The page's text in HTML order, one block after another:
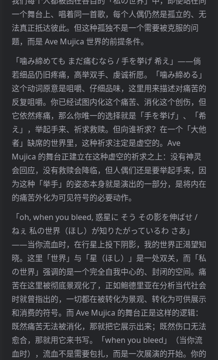
一个舞台上、唱着同一首歌，每个人偶仍然是孤立的、无
法真正抵达彼此。但这种孤独不是一个需要被克服的问
题，而是 Ave Mujica 世界的前提条件。
「噛み締めても まだ痛むなら / 手を挙げ 希え」——倘
若细品仍旧疼痛，高举双手、虔诚祈愿。「噛み締める」
这个动词原意是咀嚼、仔细品味，这里用来描述对痛苦的
反复咀嚼。你已经试图内化这个痛苦、消化这个创伤，但
它依然疼痛，那么你唯一的选择就是「手を挙げ」、「希
え」，举起手来、祈求救赎。但向谁祈求？在一个「大他
者」缺席的世界里，这种祈求注定是虚空的。Ave
Mujica 的舞台正建立在这种虚空的祈求之上：没有神灵
会回应，没有救赎会降临，但人偶们还是要举起手来，因
为这种「举手」的姿态本身就是演出的一部分，是将内在
的痛苦外化为可见符号的必要动作。
「oh, when you bleed, 惑星に そう その影を伸ばせ /
ねぇ 私の世界（ほし）が知りたがっているわ さあ」
——当你流血时，在行星上投下阴影，我的世界正渴望知
晓。这里「世界」与「星（ほし）」是一处双关，而「私
の世界」强调的是一个完全自我中心的、封闭的空间。痛
苦在这里被彻底景观化了，正如鲍德里亚在分析当代社会
时就曾指出的，一切都在被转化为景观、转化为可供展示
和消费的符号。而 Ave Mujica 的舞台正是这样的逻辑：
既然痛苦无法被消化，那就把它展示出来；既然伤口无法
愈合，那就用它来书写。「when you bleed」（当你流
血时），流血不是需要包扎，而是一次展演的开始。你的